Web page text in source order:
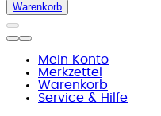
Warenkorb
Mein Konto
Merkzettel
Warenkorb
Service & Hilfe